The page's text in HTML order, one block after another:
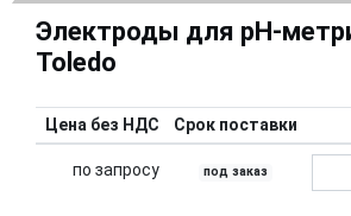
Электроды для pH-метрии Mettler
Toledo
Цена без НДС Срок поставки
по запросу под заказ